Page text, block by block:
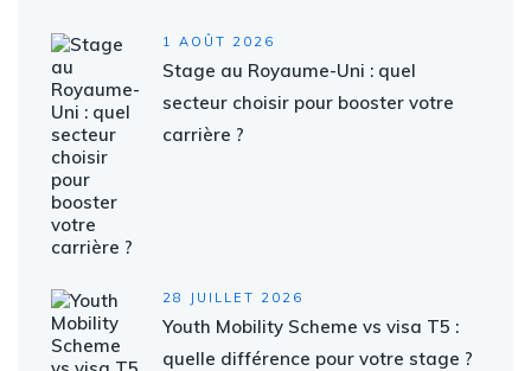
1 AOÛT 2026
Stage au Royaume-Uni : quel
secteur choisir pour booster votre
carrière ?
28 JUILLET 2026
Youth Mobility Scheme vs visa T5 :
quelle différence pour votre stage ?